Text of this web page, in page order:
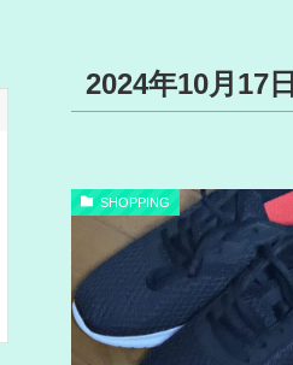
2024年10月17日
SHOPPING